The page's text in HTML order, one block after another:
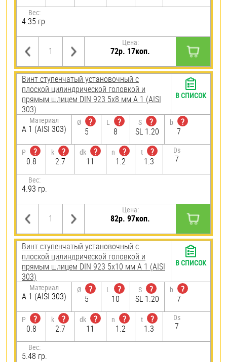
Вес:
4.35 гр.
Цена:
72р. 17коп.
Винт ступенчатый установочный с
плоской цилиндрической головкой и
прямым шлицем DIN 923 5х8 мм А 1 (AISI
303)
Материал
А 1 (AISI 303)
Ø
?
5
L
?
8
S
?
SL 1.20
b
?
7
P
?
0.8
k
?
2.7
dk
?
11
n
?
1.2
t
?
1.3
Ds
7
Вес:
4.93 гр.
Цена:
82р. 97коп.
В СПИСОК
Винт ступенчатый установочный с
плоской цилиндрической головкой и
прямым шлицем DIN 923 5х10 мм А 1 (AISI
303)
Материал
А 1 (AISI 303)
Ø
?
5
L
?
10
S
?
SL 1.20
b
?
7
P
?
0.8
k
?
2.7
dk
?
11
n
?
1.2
t
?
1.3
Ds
7
Вес:
5.48 гр.
В СПИСОК